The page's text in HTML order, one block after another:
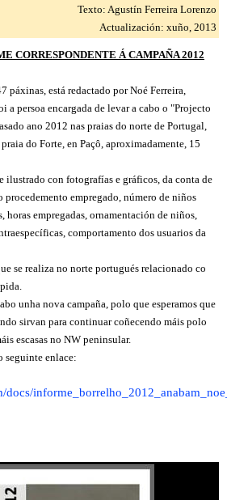
Texto: Agustín Ferreira Lorenzo
Actualización: xuño, 2013
CORRESPONDENTE Á CAMPAÑA 2012
páxinas, está redactado por Noé Ferreira,
a persoa encargada de levar a cabo o "Projecto
ano 2012 nas praias do norte de Portugal,
do Forte, en Paçô, aproximadamente, 15
ilustrado con fotografías e gráficos, da conta de
procedemento empregado, número de niños
empregadas, ornamentación de niños,
comportamento dos usuarios da
se realiza no norte portugués relacionado co
unha nova campaña, polo que esperamos que
sirvan para continuar coñecendo máis polo
escasas no NW peninsular.
seguinte enlace:
docs/